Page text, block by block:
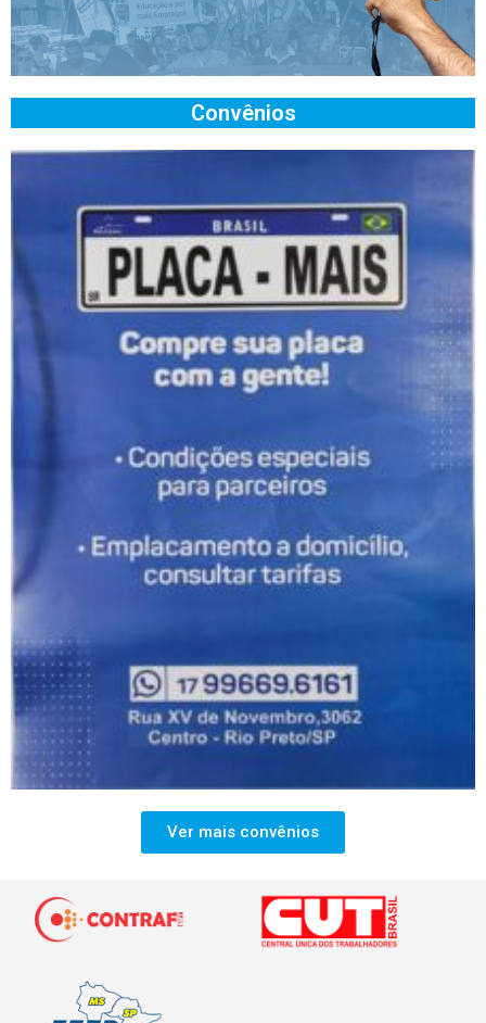
Convênios
Ver mais convênios